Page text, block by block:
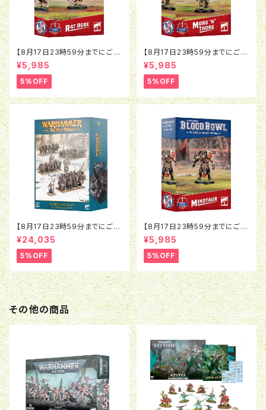
【8月17日23時59分までにご予
約で5％OFF】ブラッドボウル：ラ
ットオウガ
¥5,985
5%OFF
【8月17日23時59分までにご予
約で5％OFF】ブラッドボウル：モ
ルグ＝ンソルグ
¥5,985
5%OFF
【8月17日23時59分までにご予
約で5％OFF】オールドワール
ド：ウォリアー・オヴ・ケイオス：バ
トルマーチアーミー
¥24,035
5%OFF
【8月17日23時59分までにご予
約で5％OFF】ブラッドボウル：ミ
ノタウロス
¥5,985
5%OFF
その他の商品